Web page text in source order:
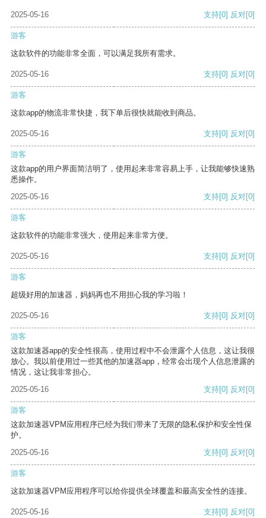
2025-05-16 支持[0] 反对[0]
游客
这款软件的功能非常全面，可以满足我所有需求。
2025-05-16 支持[0] 反对[0]
游客
这款app的物流非常快捷，我下单后很快就能收到商品。
2025-05-16 支持[0] 反对[0]
游客
这款app的用户界面简洁明了，使用起来非常容易上手，让我能够快速熟
悉操作。
2025-05-16
支持[0] 反对[0]
游客
这款软件的功能非常强大，使用起来非常方便。
2025-05-16 支持[0] 反对[0]
游客
超级好用的加速器，妈妈再也不用担心我的学习啦！
2025-05-16 支持[0] 反对[0]
游客
这款加速器app的安全性很高，使用过程中不会泄露个人信息，这让我很
放心。我以前使用过一些其他的加速器app，经常会出现个人信息泄露的
情况，这让我非常担心。
2025-05-16
支持[0] 反对[0]
游客
这款加速器VPM应用程序已经为我们带来了无限的隐私保护和安全性保
护。
2025-05-16
支持[0] 反对[0]
游客
这款加速器VPM应用程序可以给你提供全球覆盖和最高安全性的连接。
2025-05-16 支持[0] 反对[0]